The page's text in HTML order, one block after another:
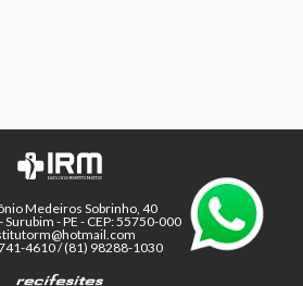
Medeiros Sobrinho, 40
Surubim - PE - CEP: 55750-000
4610 / (81) 98288-1030